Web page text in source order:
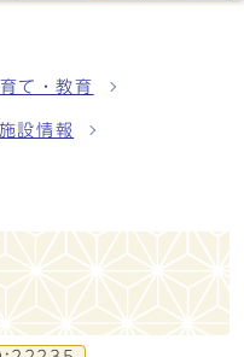
て・教育
施設情報